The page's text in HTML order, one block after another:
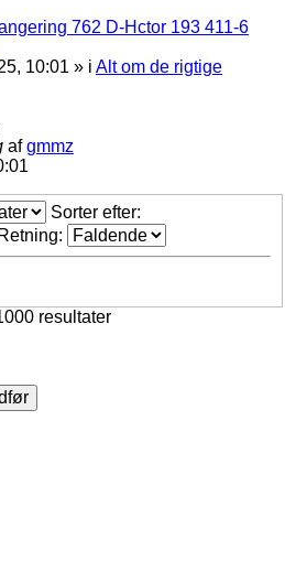
762 D-Hctor 193 411-6
10:01 » i Alt om de rigtige
afgmmz
Sorter efter:
Retning:
resultater